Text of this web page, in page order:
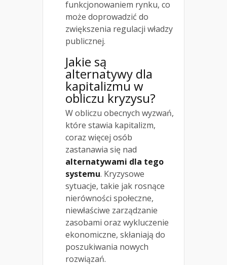
funkcjonowaniem rynku, co
może doprowadzić do
zwiększenia regulacji władzy
publicznej.
Jakie są
alternatywy dla
kapitalizmu w
obliczu kryzysu?
W obliczu obecnych wyzwań,
które stawia kapitalizm,
coraz więcej osób
zastanawia się nad
alternatywami dla tego
systemu. Kryzysowe
sytuacje, takie jak rosnące
nierówności społeczne,
niewłaściwe zarządzanie
zasobami oraz wykluczenie
ekonomiczne, skłaniają do
poszukiwania nowych
rozwiązań.